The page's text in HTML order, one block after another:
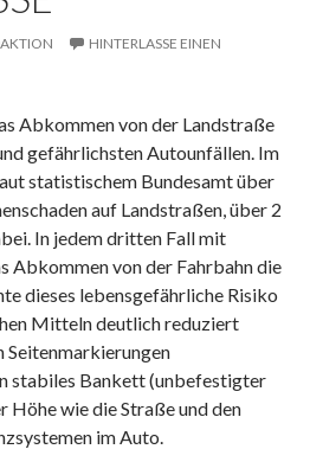
HINTERLASSE EINEN
Abkommen von der Landstraße
gefährlichsten Autounfällen. Im
statistischem Bundesamt über
auf Landstraßen, über 2
In jedem dritten Fall mit
Abkommen von der Fahrbahn die
dieses lebensgefährliche Risiko
Mitteln deutlich reduziert
stabiles Bankett (unbefestigter
Höhe wie die Straße und den
im Auto.